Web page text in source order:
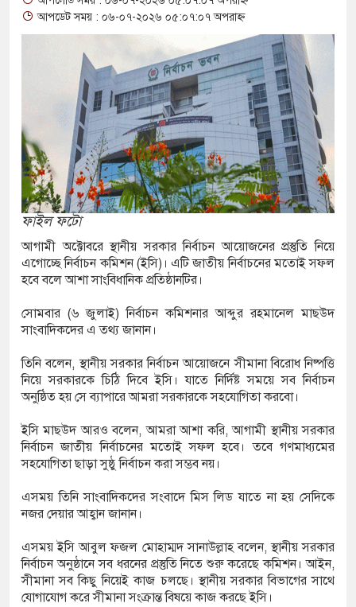
ইয়াবা, ট্যাপেন্টাডল ট্যাবলেট সহ মাদক কারবারী
মুখোমুখি সংঘর্ষে নিহত বেড়ে ৯
থেকে দ্বিতীয় দিন শেষ করল বাংলাদেশ
নিয়ে আরও ৩ শিশুর মৃত্যু
সেনাঘাঁটি ইরান সমর্থিত হুথির নিশানায়,
ইয়ুথ চেঞ্জমেকার্স নেটওয়ার্কের উদ্যোগে
বৃক্ষরোপণ ও চারা বিতরণ কর্মসূচির উদ্বোধন
আক্রান্ত অসহায় রোগীর পাশে পুঠিয়ার এসিল্যান্ড
পরিচয়ে দুইজন আটক, আবারও
দিচ্ছেন ‘মতিউর’! সন্দেহজনক চলাফেরায় প্রশ্ন
অনুমোদনহীন দই, মিষ্টি ও ঘি বিক্রেতাকে
বোতল স্ক্যাফসহ নারী মাদক কারবারি গ্রেপ্তার
আপডেট সময় : ০৬-০৭-২০২৬ ০৫:০৭:০৭ অপরাহ্ন
ফাইল ফটো
আগামী অক্টোবরে স্থানীয় সরকার নির্বাচন আয়োজনের প্রস্তুতি নিয়ে
এগোচ্ছে নির্বাচন কমিশন (ইসি)। এটি জাতীয় নির্বাচনের মতোই সফল
হবে বলে আশা সাংবিধানিক প্রতিষ্ঠানটির।
সোমবার (৬ জুলাই) নির্বাচন কমিশনার আব্দুর রহমানেল মাছউদ
সাংবাদিকদের এ তথ্য জানান।
তিনি বলেন, স্থানীয় সরকার নির্বাচন আয়োজনে সীমানা বিরোধ নিষ্পত্তি
নিয়ে সরকারকে চিঠি দিবে ইসি। যাতে নির্দিষ্ট সময়ে সব নির্বাচন
অনুষ্ঠিত হয় সে ব্যাপারে আমরা সরকারকে সহযোগিতা করবো।
ইসি মাছউদ আরও বলেন, আমরা আশা করি, আগামী স্থানীয় সরকার
নির্বাচন জাতীয় নির্বাচনের মতোই সফল হবে। তবে গণমাধ্যমের
সহযোগিতা ছাড়া সুষ্ঠু নির্বাচন করা সম্ভব নয়।
এসময় তিনি সাংবাদিকদের সংবাদে মিস লিড যাতে না হয় সেদিকে
নজর দেয়ার আহ্বান জানান।
এসময় ইসি আবুল ফজল মোহাম্মদ সানাউল্লাহ বলেন, স্থানীয় সরকার
নির্বাচন অনুষ্ঠানে সব ধরনের প্রস্তুতি নিতে শুরু করেছে কমিশন। আইন,
সীমানা সব কিছু নিয়েই কাজ চলছে। স্থানীয় সরকার বিভাগের সাথে
যোগাযোগ করে সীমানা সংক্রান্ত বিষয়ে কাজ করছে ইসি।